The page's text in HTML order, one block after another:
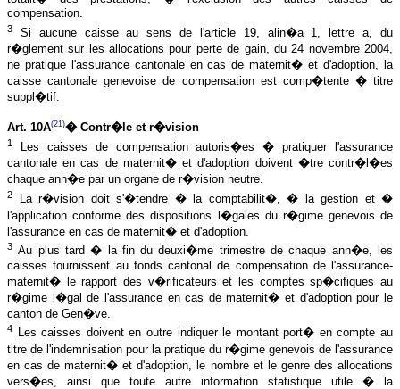
compensation.
3
Si aucune caisse au sens de l'article 19, alin�a 1, lettre a, du
r�glement sur les allocations pour perte de gain, du 24 novembre 2004,
ne pratique l'assurance cantonale en cas de maternit� et d'adoption, la
caisse cantonale genevoise de compensation est comp�tente � titre
suppl�tif.
Art. 10A(21)� Contr�le et r�vision
1
Les caisses de compensation autoris�es � pratiquer l'assurance
cantonale en cas de maternit� et d'adoption doivent �tre contr�l�es
chaque ann�e par un organe de r�vision neutre.
2
La r�vision doit s'�tendre � la comptabilit�, � la gestion et �
l'application conforme des dispositions l�gales du r�gime genevois de
l'assurance en cas de maternit� et d'adoption.
3 Au plus tard � la fin du deuxi�me trimestre de chaque ann�e, les
caisses fournissent au fonds cantonal de compensation de l'assurance-
maternit� le rapport des v�rificateurs et les comptes sp�cifiques au
r�gime l�gal de l'assurance en cas de maternit� et d'adoption pour le
canton de Gen�ve.
4
Les caisses doivent en outre indiquer le montant port� en compte au
titre de l'indemnisation pour la pratique du r�gime genevois de l'assurance
en cas de maternit� et d'adoption, le nombre et le genre des allocations
vers�es, ainsi que toute autre information statistique utile � la